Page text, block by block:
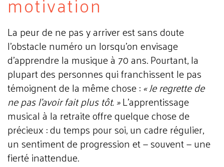
La peur de ne pas y arriver est sans doute
l'obstacle numéro un lorsqu'on envisage
d'apprendre la musique à 70 ans. Pourtant, la
plupart des personnes qui franchissent le pas
témoignent de la même chose :« Je regrette de
ne pas l'avoir fait plus tôt. »L'apprentissage
musical à la retraite offre quelque chose de
précieux : du temps pour soi, un cadre régulier,
un sentiment de progression et — souvent — une
fierté inattendue.